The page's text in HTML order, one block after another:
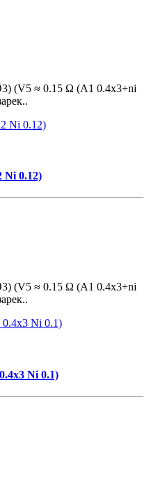
(V5 ≈ 0.15 Ω (A1 0.4x3+ni
Ni 0.12)
(V5 ≈ 0.15 Ω (A1 0.4x3+ni
Ni 0.1)